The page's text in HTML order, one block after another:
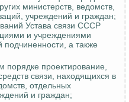
министерств, ведомств,
учреждений и граждан;
Устава связи СССР
и учреждениями
подчиненности, а также
порядке проектирование,
дств связи, находящихся в
отдельных
и граждан;